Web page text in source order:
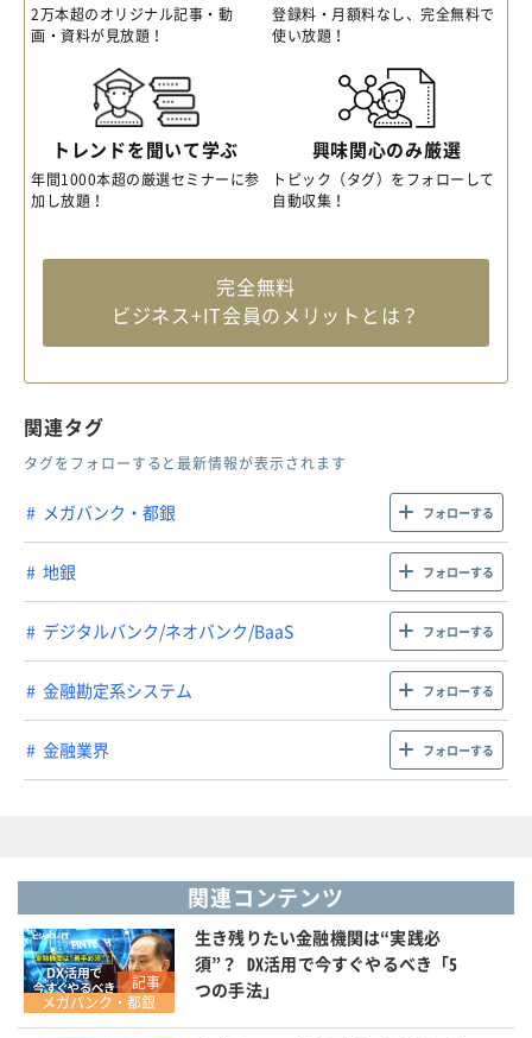
2万本超のオリジナル記事・動
画・資料が見放題！
登録料・月額料なし、完全無料で
使い放題！
トレンドを聞いて学ぶ
年間1000本超の厳選セミナーに参
加し放題！
興味関心のみ厳選
トピック（タグ）をフォローして
自動収集！
完全無料
ビジネス+IT会員のメリットとは？
関連タグ
タグをフォローすると最新情報が表示されます
メガバンク・都銀 フォローする
地銀 フォローする
デジタルバンク/ネオバンク/BaaS フォローする
金融勘定系システム フォローする
金融業界 フォローする
関連コンテンツ
記事
メガバンク・都銀
生き残りたい金融機関は“実践必
須”？ DX活用で今すぐやるべき「5
つの手法」